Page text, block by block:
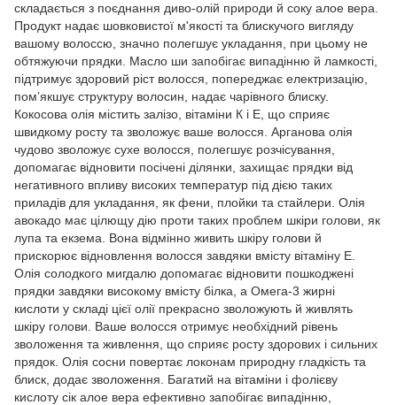
складається з поєднання диво-олій природи й соку алое вера.
Продукт надає шовковистої м'якості та блискучого вигляду
вашому волоссю, значно полегшує укладання, при цьому не
обтяжуючи прядки. Масло ши запобігає випадінню й ламкості,
підтримує здоровий ріст волосся, попереджає електризацію,
пом’якшує структуру волосин, надає чарівного блиску.
Кокосова олія містить залізо, вітаміни К і Е, що сприяє
швидкому росту та зволожує ваше волосся. Арганова олія
чудово зволожує сухе волосся, полегшує розчісування,
допомагає відновити посічені ділянки, захищає прядки від
негативного впливу високих температур під дією таких
приладів для укладання, як фени, плойки та стайлери. Олія
авокадо має цілющу дію проти таких проблем шкіри голови, як
лупа та екзема. Вона відмінно живить шкіру голови й
прискорює відновлення волосся завдяки вмісту вітаміну Е.
Олія солодкого мигдалю допомагає відновити пошкоджені
прядки завдяки високому вмісту білка, а Омега-3 жирні
кислоти у складі цієї олії прекрасно зволожують й живлять
шкіру голови. Ваше волосся отримує необхідний рівень
зволоження та живлення, що сприяє росту здорових і сильних
прядок. Олія сосни повертає локонам природну гладкість та
блиск, додає зволоження. Багатий на вітаміни і фолієву
кислоту сік алое вера ефективно запобігає випадінню,